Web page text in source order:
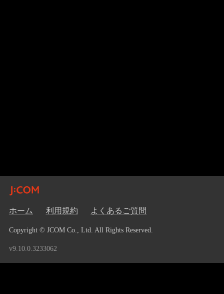
ホーム 利用規約 よくあるご質問
Copyright © JCOM Co., Ltd. All Rights Reserved.
v9.10.0.3233062